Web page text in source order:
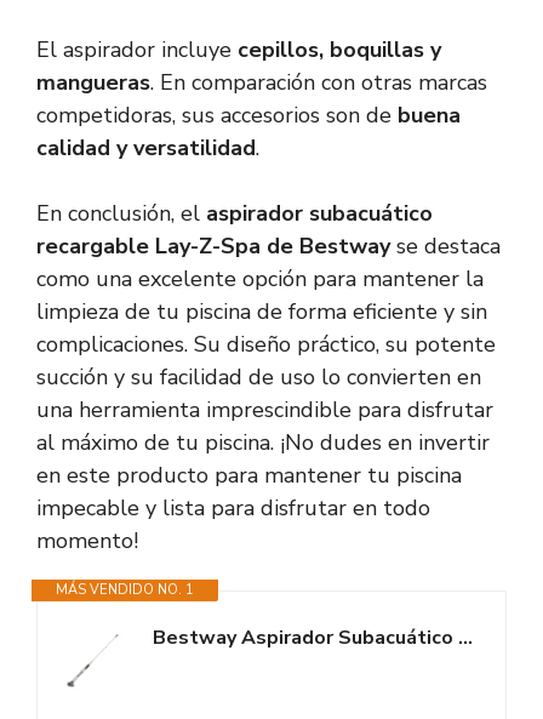
El aspirador incluye cepillos, boquillas y
mangueras. En comparación con otras marcas
competidoras, sus accesorios son de buena
calidad y versatilidad.
En conclusión, el aspirador subacuático
recargable Lay-Z-Spa de Bestwayse destaca
como una excelente opción para mantener la
limpieza de tu piscina de forma eficiente y sin
complicaciones. Su diseño práctico, su potente
succión y su facilidad de uso lo convierten en
una herramienta imprescindible para disfrutar
al máximo de tu piscina. ¡No dudes en invertir
en este producto para mantener tu piscina
impecable y lista para disfrutar en todo
momento!
MÁS VENDIDO NO. 1
Bestway Aspirador Subacuático Recargable Lay-Z-Spa®